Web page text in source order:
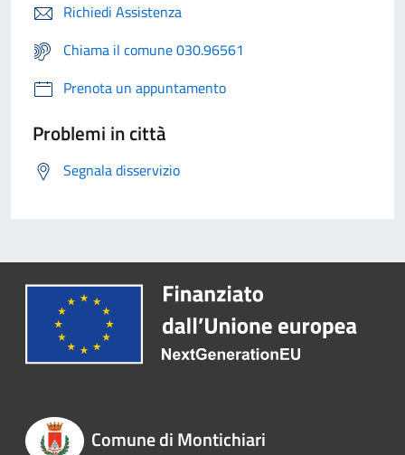
Richiedi Assistenza
Chiama il comune 030.96561
Prenota un appuntamento
Problemi in città
Segnala disservizio
Comune di Montichiari